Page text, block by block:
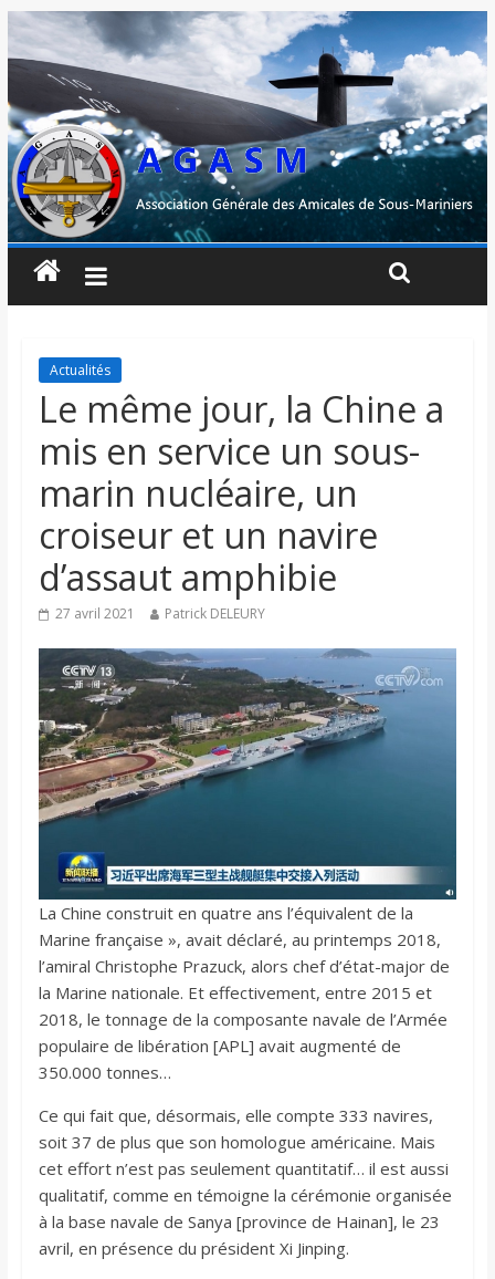
Actualités
Le même jour, la Chine a
mis en service un sous-
marin nucléaire, un
croiseur et un navire
d’assaut amphibie
27 avril 2021 Patrick DELEURY
La Chine construit en quatre ans l’équivalent de la
Marine française », avait déclaré, au printemps 2018,
l’amiral Christophe Prazuck, alors chef d’état-major de
la Marine nationale. Et effectivement, entre 2015 et
2018, le tonnage de la composante navale de l’Armée
populaire de libération [APL] avait augmenté de
350.000 tonnes…
Ce qui fait que, désormais, elle compte 333 navires,
soit 37 de plus que son homologue américaine. Mais
cet effort n’est pas seulement quantitatif… il est aussi
qualitatif, comme en témoigne la cérémonie organisée
à la base navale de Sanya [province de Hainan], le 23
avril, en présence du président Xi Jinping.